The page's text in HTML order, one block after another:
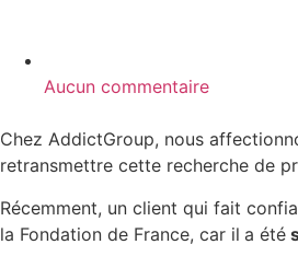
Aucun commentaire
Chez AddictGroup, nous
retransmettre cette recherche de
Récemment, un client qui fait
la Fondation de France, car il a été